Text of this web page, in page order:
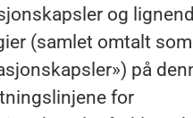
og
(samlet omtalt som
på
for